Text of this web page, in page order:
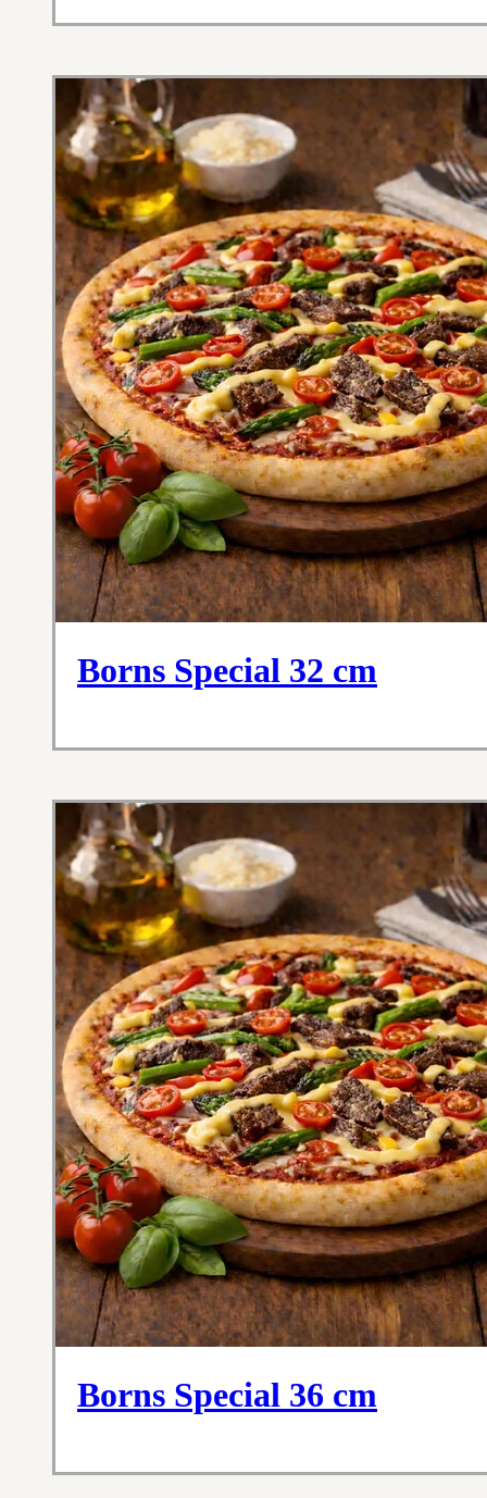
Borns Special 32 cm
Borns Special 36 cm